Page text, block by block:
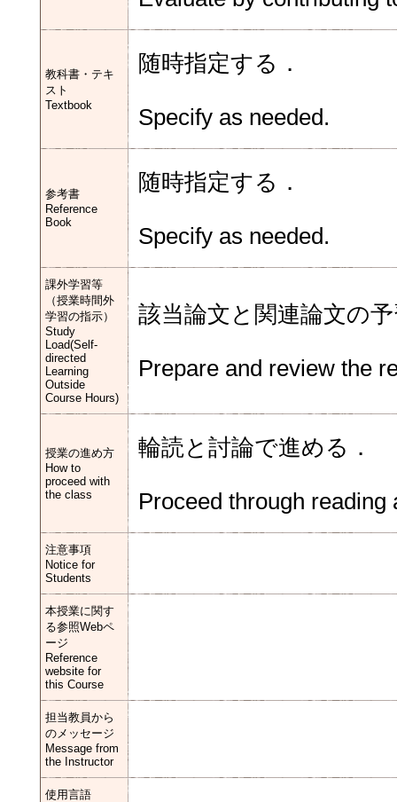
教科書・テキ
スト
Textbook
随時指定する．
Specify as needed.
参考書
Reference
Book
随時指定する．
Specify as needed.
課外学習等
（授業時間外
学習の指示）
Study
Load(Self-
directed
Learning
Outside
Course Hours)
該当論文と関連論文の
Prepare and review the
授業の進め方
How to
proceed with
the class
輪読と討論で進める．
Proceed through reading
注意事項
Notice for
Students
本授業に関す
る参照Webペ
ージ
Reference
website for
this Course
担当教員から
のメッセージ
Message from
the Instructor
使用言語